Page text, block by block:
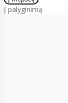
Į palyginimą